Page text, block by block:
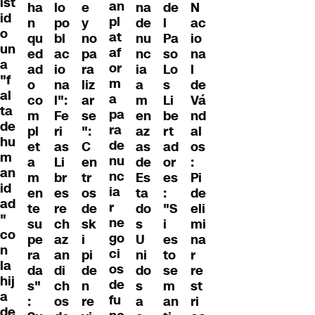
id
o
un
a
"f
al
ta
de
hu
m
an
id
ad
"
co
n
la
hij
a
ha
n
qu
ed
ad
o
co
m
pl
et
a
m
en
te
su
pe
ra
da
s"
:
lo
po
bl
ac
io
na
l":
Fe
ri
as
Li
br
es
re
ch
az
an
di
ch
os
e
y
no
pa
ra
liz
ar
se
":
C
en
tr
os
de
sk
i
pi
de
n
re
an
pl
at
af
or
m
a
pa
ra
de
nu
nc
ia
r
ne
go
ci
os
de
fu
na
de
nu
nc
ia
a
m
en
az
as
de
Es
ta
do
s
U
ni
do
s
a
de
l
Pa
so
Lo
s
Li
be
rt
ad
or
es
:
"S
i
es
to
se
m
an
N
ac
io
na
l
de
Vá
nd
al
os
:
Pi
de
eli
mi
na
r
re
st
ri